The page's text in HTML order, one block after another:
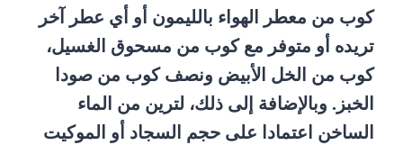
كوب من معطر الهواء بالليمون أو أي عطر آخر
تريده أو متوفر مع كوب من مسحوق الغسيل،
كوب من الخل الأبيض ونصف كوب من صودا
الخبز. وبالإضافة إلى ذلك، لترين من الماء
الساخن اعتمادا على حجم السجاد أو الموكيت